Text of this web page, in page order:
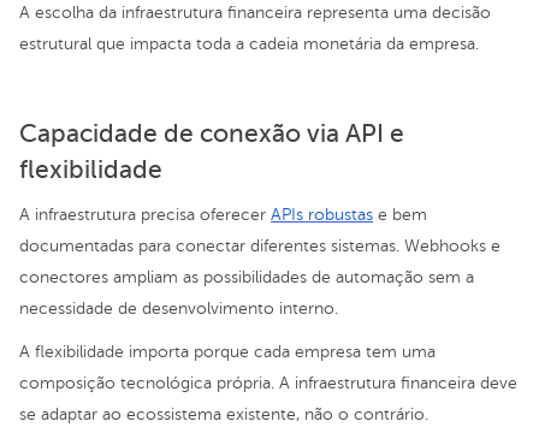
A escolha da infraestrutura financeira representa uma decisão
estrutural que impacta toda a cadeia monetária da empresa.
Capacidade de conexão via API e
flexibilidade
A infraestrutura precisa oferecer APIs robustas e bem
documentadas para conectar diferentes sistemas. Webhooks e
conectores ampliam as possibilidades de automação sem a
necessidade de desenvolvimento interno.
A flexibilidade importa porque cada empresa tem uma
composição tecnológica própria. A infraestrutura financeira deve
se adaptar ao ecossistema existente, não o contrário.